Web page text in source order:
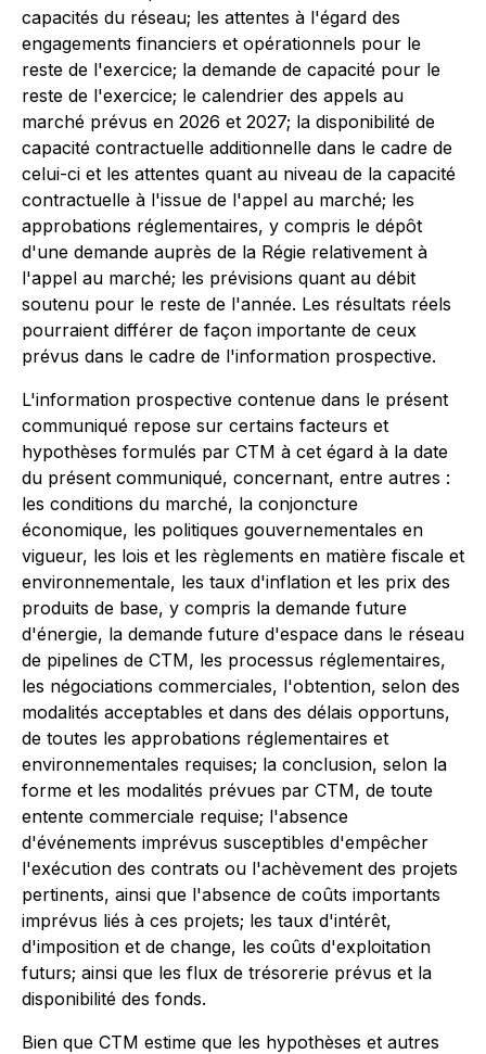
capacités du réseau; les attentes à l'égard des
engagements financiers et opérationnels pour le
reste de l'exercice; la demande de capacité pour le
reste de l'exercice; le calendrier des appels au
marché prévus en 2026 et 2027; la disponibilité de
capacité contractuelle additionnelle dans le cadre de
celui-ci et les attentes quant au niveau de la capacité
contractuelle à l'issue de l'appel au marché; les
approbations réglementaires, y compris le dépôt
d'une demande auprès de la Régie relativement à
l'appel au marché; les prévisions quant au débit
soutenu pour le reste de l'année. Les résultats réels
pourraient différer de façon importante de ceux
prévus dans le cadre de l'information prospective.
L'information prospective contenue dans le présent
communiqué repose sur certains facteurs et
hypothèses formulés par CTM à cet égard à la date
du présent communiqué, concernant, entre autres :
les conditions du marché, la conjoncture
économique, les politiques gouvernementales en
vigueur, les lois et les règlements en matière fiscale et
environnementale, les taux d'inflation et les prix des
produits de base, y compris la demande future
d'énergie, la demande future d'espace dans le réseau
de pipelines de CTM, les processus réglementaires,
les négociations commerciales, l'obtention, selon des
modalités acceptables et dans des délais opportuns,
de toutes les approbations réglementaires et
environnementales requises; la conclusion, selon la
forme et les modalités prévues par CTM, de toute
entente commerciale requise; l'absence
d'événements imprévus susceptibles d'empêcher
l'exécution des contrats ou l'achèvement des projets
pertinents, ainsi que l'absence de coûts importants
imprévus liés à ces projets; les taux d'intérêt,
d'imposition et de change, les coûts d'exploitation
futurs; ainsi que les flux de trésorerie prévus et la
disponibilité des fonds.
Bien que CTM estime que les hypothèses et autres